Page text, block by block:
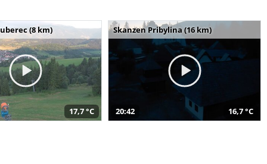
(8 km)
17,7 °C
Skanzen Pribylina (16 km)
20:42 16,7 °C